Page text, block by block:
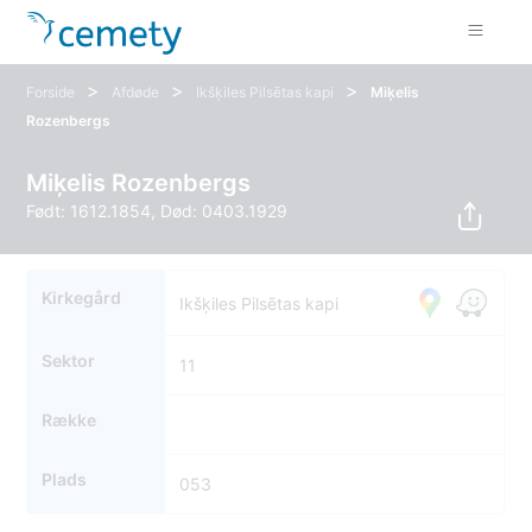
Forside > Afdøde > Ikšķiles Pilsētas kapi >
Miķelis
Rozenbergs
Miķelis Rozenbergs
Født: 1612.1854, Død: 0403.1929
Kirkegård Ikšķiles Pilsētas kapi
Sektor 11
Række
Plads 053